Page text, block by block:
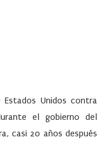
Unidos contra
el gobierno del
casi 20 años después